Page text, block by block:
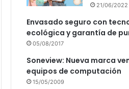
21/06/2022
Envasado seguro con
ecológica y garantía de
05/08/2017
Soneview: Nueva marca
equipos de computación
15/05/2009